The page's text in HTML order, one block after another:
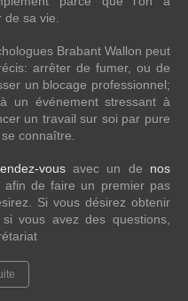
sa vie.
Brabant Wallon peut
arrêter de fumer, ou de
un blocage professionnel;
un événement stressant à
un travail sur soi par pure
connaître.
vousavec un de nos
afin de faire un premier pas
Si vous désirez obtenir
vous avez des questions,